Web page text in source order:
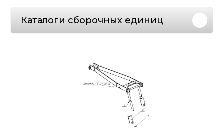
Каталоги сборочных единиц